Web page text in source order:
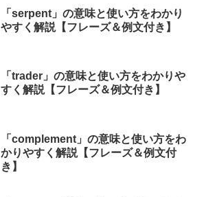
「serpent」の意味と使い方をわかり
やすく解説【フレーズ＆例文付き】
「trader」の意味と使い方をわかりや
すく解説【フレーズ＆例文付き】
「complement」の意味と使い方をわ
かりやすく解説【フレーズ＆例文付
き】